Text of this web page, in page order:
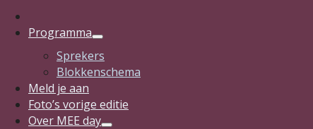
Programma
Sprekers
Blokkenschema
Meld je aan
Foto’s vorige editie
Over MEE day